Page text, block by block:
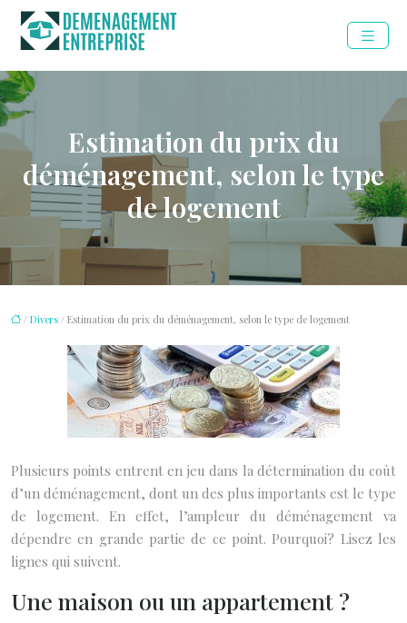
Estimation du prix du
déménagement, selon le type
de logement
/ Divers / Estimation du prix du déménagement, selon le type de logement
Plusieurs points entrent en jeu dans la détermination du coût
d’un déménagement, dont un des plus importants est le type
de logement. En effet, l’ampleur du déménagement va
dépendre en grande partie de ce point. Pourquoi? Lisez les
lignes qui suivent.
Une maison ou un appartement ?